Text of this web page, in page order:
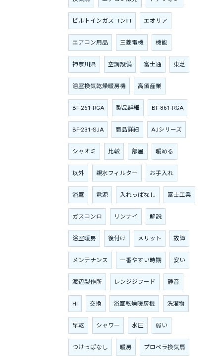
ビルトインガスコンロ エオリア
エアコン用品 三菱電機 機能
神奈川県 空調設備 富士通 東芝
浴室換気乾燥暖房機 高須産業
BF-261-RGA 製品詳細 BF-861-RGA
BF-231-SJA 商品詳細 AJシリーズ
シャオミ 比較 部屋 暖める
以外 親水フィルター お手入れ
浴室 電源 入れっぱなし 富士工業
ガスコンロ リンナイ 解説
浴室暖房 後付け メリット 故障
メンテナンス 一番やすい時期 安い
渡辺製作所 レンジジフード 静音
HI 交換 浴室乾燥暖房機 洗濯物
早乾 シャワー 水圧 弱い
つけっぱなし 暖房 プロペラ換気扇